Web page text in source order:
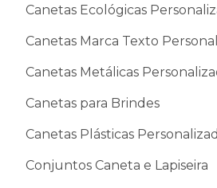
Canetas Ecológicas
Canetas Marca Texto
Canetas Metálicas
Canetas para Brindes
Canetas Plásticas
Conjuntos Caneta e Lapiseira